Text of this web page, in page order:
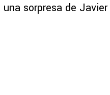
sorpresa de